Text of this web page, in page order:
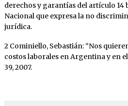
derechos y garantías del artículo 14
Nacional que expresa la no
jurídica.
2 Cominiello, Sebastián: “Nos
costos laborales en Argentina y en
39, 2007.